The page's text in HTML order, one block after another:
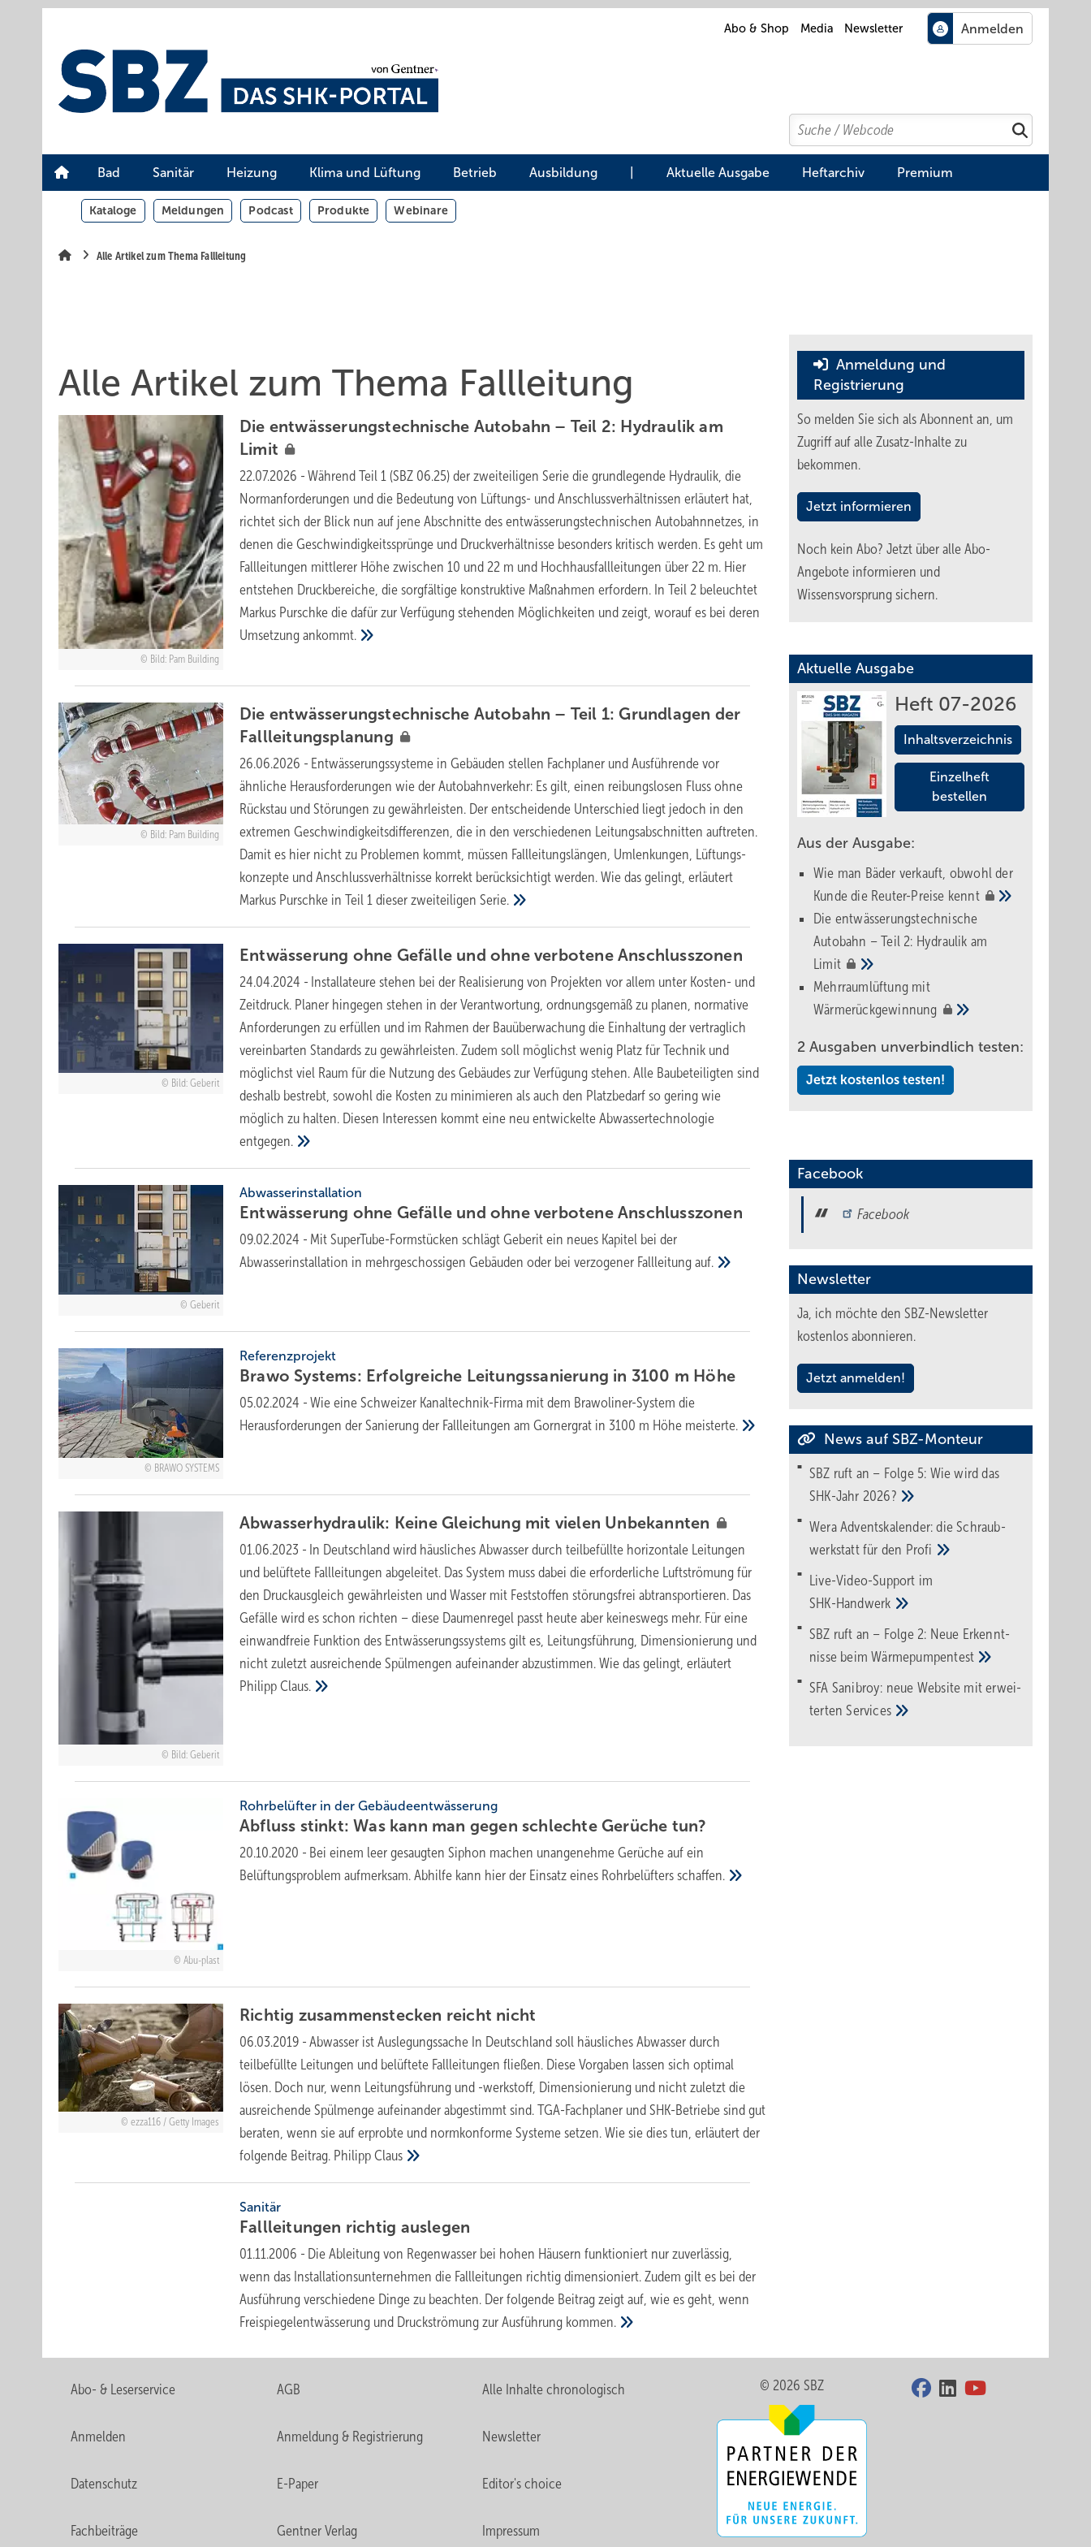
Abo & Shop Media Newsletter
Search
Suchen
Bad Sanitär Heizung Klima und Lüftung Betrieb Ausbildung Aktuelle Ausgabe Heftarchiv Premium
Kataloge Meldungen Podcast Produkte Webinare
Alle Artikel zum Thema Fallleitung
Alle Artikel zum Thema Fallleitung
Bild: Pam Building
Die entwässerungstechnische Autobahn – Teil 2: Hydraulik am
Limit
22.07.2026 - Während Teil 1 (SBZ 06.25) der zweiteiligen Serie die grundlegende Hydraulik, die
Norm­anforderungen und die Bedeutung von Lüftungs- und Anschlussverhältnissen erläutert hat,
richtet sich der Blick nun auf jene Abschnitte des entwässerungstechnischen Autobahnnetzes, in
denen die Geschwindigkeitssprünge und Druckverhältnisse besonders kritisch werden. Es geht um
Fallleitungen mittlerer Höhe zwischen 10 und 22 m und Hochhausfallleitungen über 22 m. Hier
entstehen Druckbereiche, die sorgfältige konstruktive Maßnahmen erfordern. In Teil 2 beleuchtet
Markus Purschke die dafür zur Verfügung stehenden Möglichkeiten und zeigt, worauf es bei deren
Umsetzungankommt.
Bild: Pam Building
Die entwässerungstechnische Autobahn – Teil 1: Grundlagen der
Fallleitungsplanung
26.06.2026 - Entwässerungssysteme in Gebäuden stellen Fachplaner und Ausführende vor
ähnliche Herausforderungen wie der Autobahnverkehr: Es gilt, einen reibungslosen Fluss ohne
Rückstau und Störungen zu gewährleisten. Der entscheidende Unterschied liegt jedoch in den
extremen Geschwindigkeitsdifferenzen, die in den verschiedenen Leitungsabschnitten auftreten.
Damit es hier nicht zu Problemen kommt, müssen Fallleitungslängen, Umlenkungen, Lüftungs­
konzepte und Anschlussverhältnisse korrekt berücksichtigt werden. Wie das gelingt, erläutert
Markus Purschke in Teil 1 dieser zweiteiligenSerie.
Bild: Geberit
Entwässerung ohne Gefälle und ohne verboteneAnschlusszonen
24.04.2024 - Installateure stehen bei der Realisierung von Projekten vor allem unter Kosten- und
Zeitdruck. Planer hingegen stehen in der Verantwortung, ordnungsgemäß zu planen, normative
Anforderungen zu erfüllen und im Rahmen der Bauüberwachung die Einhaltung der vertraglich
vereinbarten Standards zu gewährleisten. Zudem soll möglichst wenig Platz für Technik und
möglichst viel Raum für die Nutzung des Gebäudes zur Verfügung stehen. Alle Baubeteiligten sind
deshalb bestrebt, sowohl die Kosten zu minimieren als auch den Platzbedarf so gering wie
möglich zu halten. Diesen Interessen kommt eine neu entwickelte Abwassertechnologie
entgegen.
Geberit
Abwasserinstallation
Entwässerung ohne Gefälle und ohne verboteneAnschlusszonen
09.02.2024 - Mit SuperTube-Formstücken schlägt Geberit ein neues Kapitel bei der
Abwasserinstallation in mehrgeschossigen Gebäuden oder bei verzogener Fallleitungauf.
BRAWO SYSTEMS
Referenzprojekt
Brawo Systems: Erfolgreiche Leitungssanierung in 3100 m Höhe
05.02.2024 - Wie eine Schweizer Kanaltechnik-Firma mit dem Brawoliner-System die
Herausforderungen der Sanierung der Fallleitungen am Gornergrat in 3100 m Höhe meisterte.
Bild: Geberit
Abwasserhydraulik: Keine Gleichung mit vielen Unbekannten
01.06.2023 - In Deutschland wird häusliches Abwasser durch teilbefüllte horizontale Leitungen
und belüftete Fallleitungen abgeleitet. Das System muss dabei die erforderliche Luftströmung für
den Druckausgleich gewährleisten und Wasser mit Feststoffen störungsfrei abtransportieren. Das
Gefälle wird es schon richten – diese Daumenregel passt heute aber keineswegs mehr. Für eine
einwandfreie Funktion des Entwässerungssystems gilt es, Leitungsführung, Dimensionierung und
nicht zuletzt ausreichende Spülmengen aufeinander abzustimmen. Wie das gelingt, erläutert
PhilippClaus.
Abu-plast
Rohrbelüfter in der Gebäudeentwässerung
Abfluss stinkt: Was kann man gegen schlechte Gerüche tun?
20.10.2020 - Bei einem leer gesaugten Siphon machen unangenehme Gerüche auf ein
Belüftungsproblem aufmerksam. Abhilfe kann hier der Einsatz eines Rohrbelüftersschaffen.
ezza116 / Getty Images
Richtig zusammenstecken reicht nicht
06.03.2019 - Abwasser ist Auslegungssache In Deutschland soll häusliches Abwasser durch
teilbefüllte Leitungen und belüftete Fallleitungen fließen. Diese Vorgaben lassen sich optimal
lösen. Doch nur, wenn Leitungsführung und -werkstoff, Dimensionierung und nicht zuletzt die
ausreichende Spülmenge aufeinander abgestimmt sind. TGA-Fachplaner und SHK-Betriebe sind gut
beraten, wenn sie auf erprobte und normkonforme Systeme setzen. Wie sie dies tun, erläutert der
folgende Beitrag. PhilippClaus
Sanitär
Fallleitungen richtig auslegen
01.11.2006 - Die Ableitung von Regenwasser bei hohen Häusern funktioniert nur zuverlässig,
wenn das Installationsunternehmen die Fallleitungen richtig dimensioniert. Zudem gilt es bei der
Ausführung verschiedene Dinge zu beachten. Der folgende Beitrag zeigt auf, wie es geht, wenn
Freispiegelentwässerung und Druckströmung zur Ausführung kommen.
Anmeldung und
Registrierung
So melden Sie sich als Abonnent an, um
Zugriff auf alle Zusatz-Inhalte zu
bekommen.
Jetzt informieren
Noch kein Abo? Jetzt über alle Abo-
Angebote informieren und
Wissensvorsprung sichern.
Aktuelle Ausgabe
Heft 07-2026
Inhaltsverzeichnis
Einzelheft
bestellen
Aus der Ausgabe:
Wie man Bäder verkauft, obwohl der
Kunde die Reuter-Preise kennt
Die entwässerungstechnische
Autobahn – Teil 2: Hydraulik am
Limit
Mehrraumlüftung mit
Wärmerückgewinnung
2 Ausgaben unverbindlich testen:
Jetzt kostenlos testen!
Facebook
Facebook
Newsletter
Ja, ich möchte den SBZ-Newsletter
kostenlos abonnieren.
Jetzt anmelden!
News auf SBZ-Monteur
SBZ ruft an – Folge 5: Wie wird das
SHK-Jahr 2026?
Wera Adventskalender: die Schraub­
werk­statt für den Pro­fi
Live-Video-Support im
SHK-Handwerk
SBZ ruft an – Folge 2: Neue Erkennt­
nisse beimWärme­pumpen­test
SFA Sanibroy: neue Web­site mit erwei­
tertenServices
Abo- & Leserservice AGB Alle Inhalte chronologisch
Anmelden Anmeldung & Registrierung Newsletter
Datenschutz E-Paper Editor's choice
Fachbeiträge Gentner Verlag Impressum
© 2026 SBZ